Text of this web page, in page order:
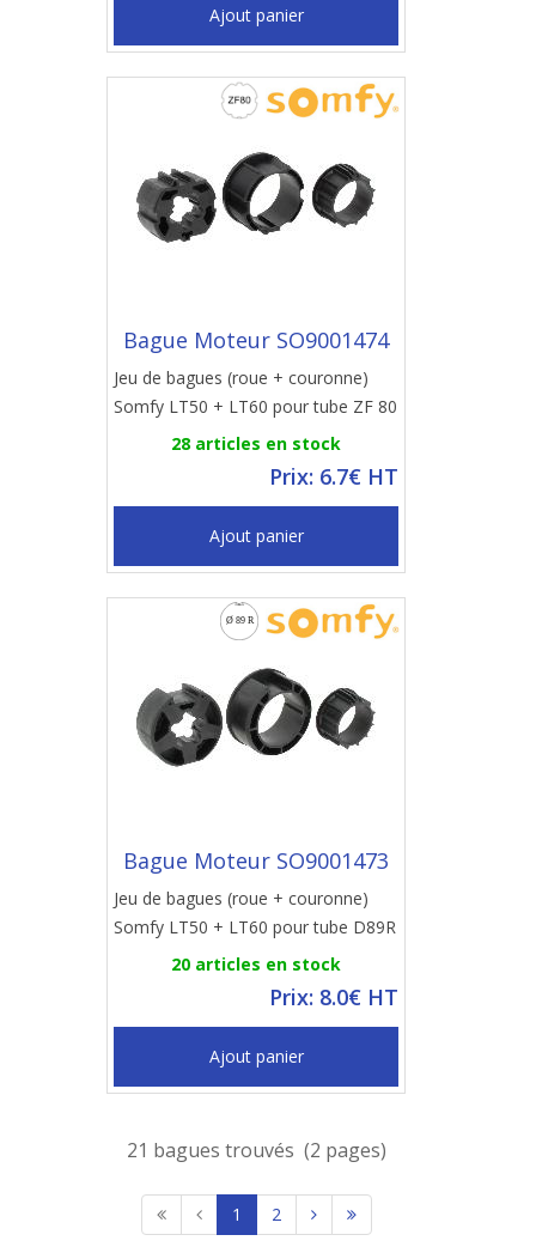
Ajout panier
Bague Moteur SO9001474
Jeu de bagues (roue + couronne)
Somfy LT50 + LT60 pour tube ZF 80
28 articles en stock
Prix: 6.7€ HT
Ajout panier
Bague Moteur SO9001473
Jeu de bagues (roue + couronne)
Somfy LT50 + LT60 pour tube D89R
20 articles en stock
Prix: 8.0€ HT
Ajout panier
21 bagues trouvés (2 pages)
1 2